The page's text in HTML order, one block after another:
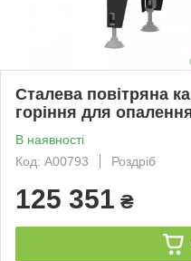
Сталева повітряна
горіння для
В наявності
Код: А00793
Роздріб
125 351 ₴